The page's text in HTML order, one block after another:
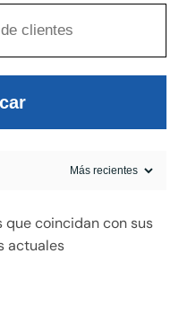
que coincidan con sus
actuales